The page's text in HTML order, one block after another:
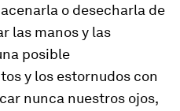
o desecharla de
las manos y las
posible
y los estornudos con
nunca nuestros ojos,